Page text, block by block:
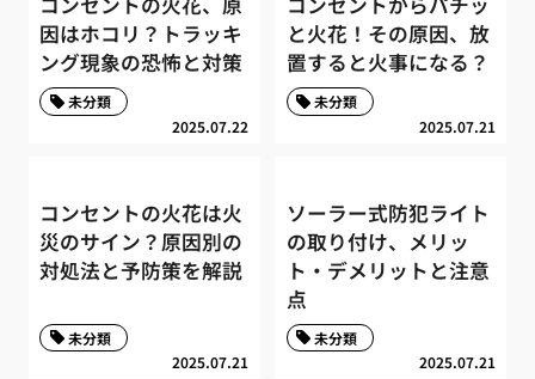
因はホコリ？トラッキ
ング現象の恐怖と対策
2025.07.22
未分類
と火花！その原因、放
置すると火事になる？
2025.07.21
未分類
コンセントの火花は火
災のサイン？原因別の
対処法と予防策を解説
2025.07.21
未分類
ソーラー式防犯ライト
の取り付け、メリッ
ト・デメリットと注意
点
2025.07.21
未分類